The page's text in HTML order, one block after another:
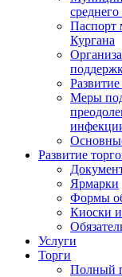
Паспорт
Кургана
Меры
Развитие
Ярмарки
Формы
Киоски
Услуги
Торги
Полный